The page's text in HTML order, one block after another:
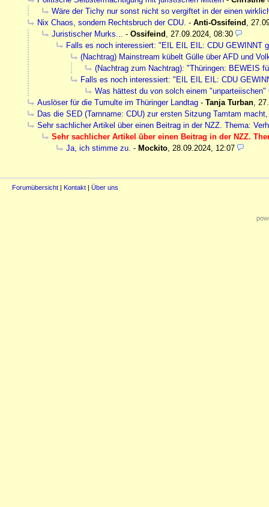
Wäre der Tichy nur sonst nicht so vergiftet in der einen
Nix Chaos, sondern Rechtsbruch der CDU. - Anti-Ossifeind ,
Juristischer Murks... - Ossifeind , 27.09.2024, 08:30
Falls es noch interessiert: "EIL EIL EIL: CDU GEWINNT
(Nachtrag) Mainstream kübelt Gülle über AFD und
(Nachtrag zum Nachtrag): "Thüringen: BEWEIS
Falls es noch interessiert: "EIL EIL EIL: CDU
Was hättest du von solch einem "unparteiischen"
Auslöser für die Tumulte im Thüringer Landtag - Tanja Turban,
Das die SED (Tarnname: CDU) zur ersten Sitzung Tamtam
Sehr sachlicher Artikel über einen Beitrag in der NZZ. Thema:
Sehr sachlicher Artikel über einen Beitrag in der NZZ.
Ja, ich stimme zu. - Mockito, 28.09.2024, 12:07
Forumübersicht | Kontakt | Über uns